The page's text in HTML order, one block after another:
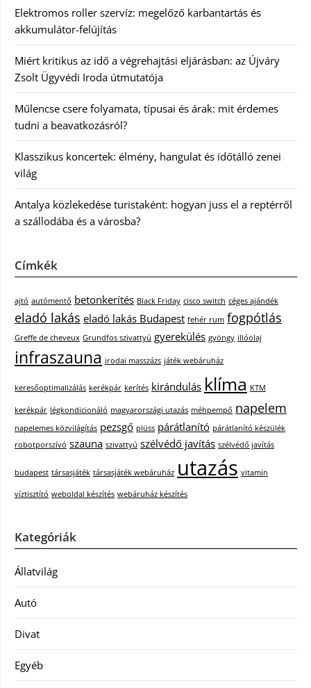
Elektromos roller szervíz: megelőző karbantartás és
akkumulátor-felújítás
Miért kritikus az idő a végrehajtási eljárásban: az Újváry
Zsolt Ügyvédi Iroda útmutatója
Műlencse csere folyamata, típusai és árak: mit érdemes
tudni a beavatkozásról?
Klasszikus koncertek: élmény, hangulat és időtálló zenei
világ
Antalya közlekedése turistaként: hogyan juss el a reptérről
a szállodába és a városba?
Címkék
ajtó autómentő betonkerítés Black Friday cisco switch céges ajándék
eladó lakás eladó lakás Budapest fehér rum fogpótlás
Greffe de cheveux Grundfos szivattyú gyerekülés gyöngy illóolaj
infraszauna irodai masszázs játék webáruház
keresőoptimalizálás kerékpár kerítés kirándulás klíma KTM
kerékpár légkondicionáló magyarországi utazás méhpempő napelem
napelemes közvilágítás pezsgő plüss párátlanító párátlanító készülék
robotporszívó szauna szivattyú szélvédő javítás szélvédő javítás
budapest társasjáték társasjáték webáruház utazás vitamin
víztisztító weboldal készítés webáruház készítés
Kategóriák
Állatvilág
Autó
Divat
Egyéb